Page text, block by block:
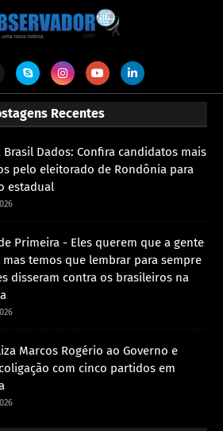
Recentes
Brasil Dados: Confira candidatos mais
pelo eleitorado de Rondônia para
estadual
Primeira - Eles querem que a gente
mas temos que lembrar para sempre
disseram contra os brasileiros na
Marcos Rogério ao Governo e
com cinco partidos em